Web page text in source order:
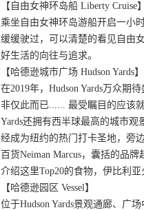
【自由女神环岛船 Liberty Cruise
乘坐自由女神环岛游船开启一小
缓缓驶过，可以清楚的看见自由
好生活的向往与追求。
【哈德逊城市广场 Hudson Yards】
在2019年，Hudson Yards万众期
非仅此而已...... 最受瞩目的应该
Yards还拥有西半球最高的城市观
经成为纽约的热门打卡圣地，旁
百货Neiman Marcus，囊括的品
介绍这里Top20的食物，伊比利
【哈德逊园区 Vessel】
位于Hudson Yards景观通廊、广